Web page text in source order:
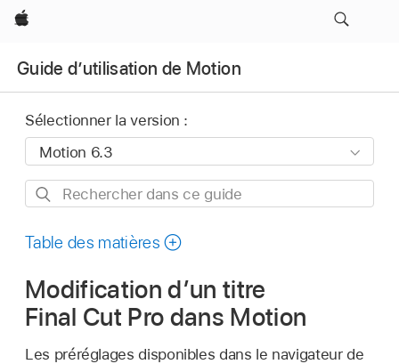
Apple
Guide d’utilisation de Motion
Sélectionner la version :
Rechercher
ce
Table des matières
Modification d’un titre
Final Cut Pro dans Motion
Les préréglages disponibles dans le navigateur de